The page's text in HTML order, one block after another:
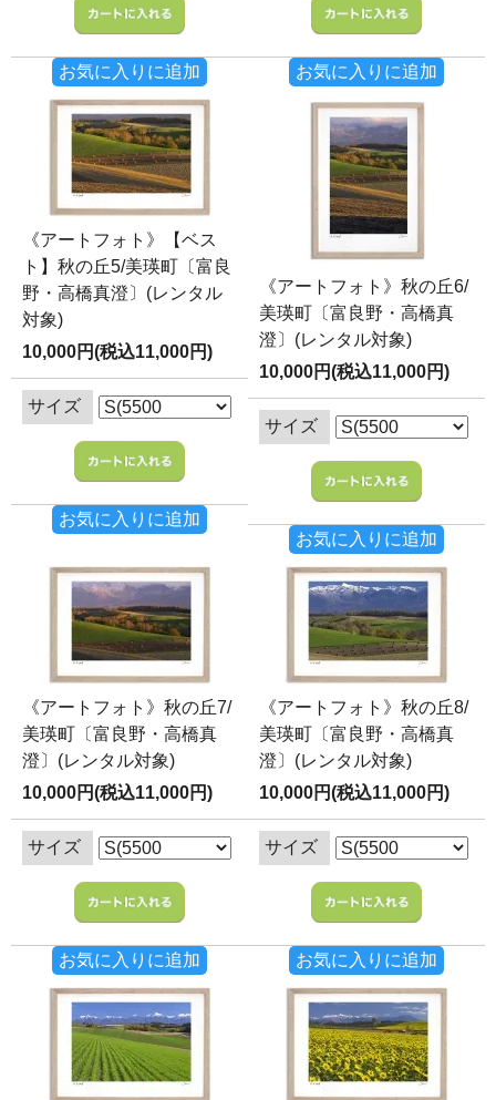
お気に入りに追加 お気に入りに追加
《アートフォト》【ベス
ト】秋の丘5/美瑛町〔富良
野・高橋真澄〕(レンタル
対象)
10,000円(税込11,000円)
サイズ
お気に入りに追加
《アートフォト》秋の丘6/
美瑛町〔富良野・高橋真
澄〕(レンタル対象)
10,000円(税込11,000円)
サイズ
お気に入りに追加
《アートフォト》秋の丘7/
美瑛町〔富良野・高橋真
澄〕(レンタル対象)
10,000円(税込11,000円)
サイズ
お気に入りに追加
《アートフォト》秋の丘8/
美瑛町〔富良野・高橋真
澄〕(レンタル対象)
10,000円(税込11,000円)
サイズ
お気に入りに追加